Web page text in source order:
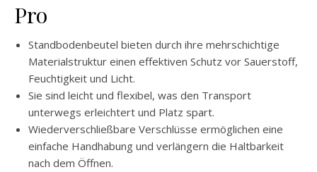
Pro
Standbodenbeutel bieten durch ihre mehrschichtige
Materialstruktur einen effektiven Schutz vor Sauerstoff,
Feuchtigkeit und Licht.
Sie sind leicht und flexibel, was den Transport
unterwegs erleichtert und Platz spart.
Wiederverschließbare Verschlüsse ermöglichen eine
einfache Handhabung und verlängern die Haltbarkeit
nach dem Öffnen.